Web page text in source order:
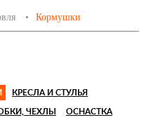
Кормушки
КРЕСЛА И СТУЛЬЯ
ЧЕХЛЫ ОСНАСТКА